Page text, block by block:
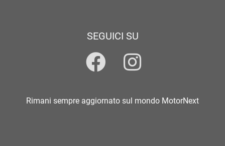
SEGUICI SU
Rimani sempre aggiornato sul mondo MotorNext